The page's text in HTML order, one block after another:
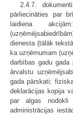
2.4.7.
pārliecināties par
laidiena
dienesta (tālāk
ka uzņēmumam
darbības gadu
ārvalstu
gada pārskati;
deklarācijas kopija
par algas nodokli
administrācijas